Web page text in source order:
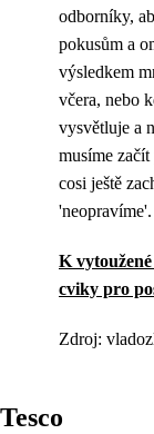
odborníky,
pokusům a
výsledkem
včera, nebo
vysvětluje a
musíme
cosi ještě
'neopravíme'.
K
cviky pro
Zdroj:
Tesco